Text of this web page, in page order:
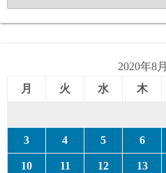
テ
ゴ
2020年8月
月
火 水 木
3 4 5 6
10 11 12 13